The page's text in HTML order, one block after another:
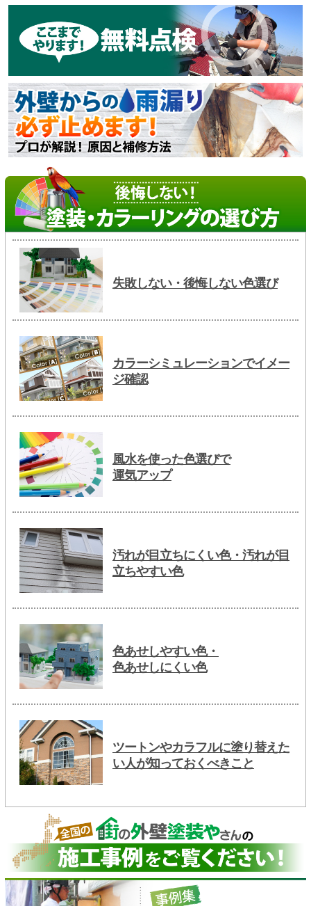
失敗しない・後悔しない色選び
カラーシミュレーションでイメー
ジ確認
風水を使った色選びで
運気アップ
汚れが目立ちにくい色・汚れが目
立ちやすい色
色あせしやすい色・
色あせしにくい色
ツートンやカラフルに塗り替えた
い人が知っておくべきこと